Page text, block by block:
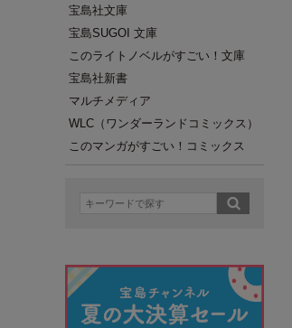
宝島社文庫
宝島SUGOI 文庫
このライトノベルがすごい！文庫
宝島社新書
マルチメディア
WLC（ワンダーランドコミックス）
このマンガがすごい！コミックス